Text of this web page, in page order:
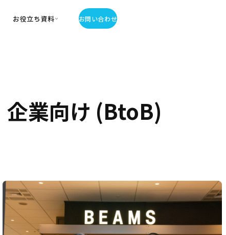
お役立ち資料 お問い合わせ
企業向け (BtoB)